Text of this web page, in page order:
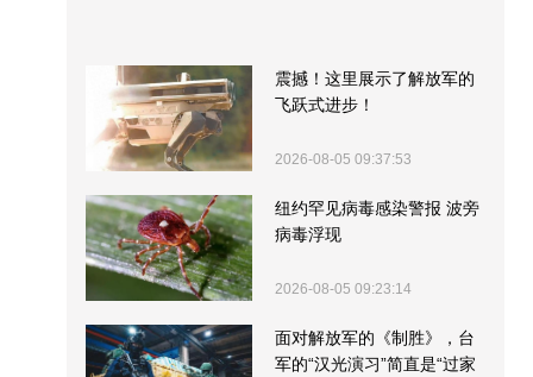
震撼！这里展示了解放军的
飞跃式进步！
2026-08-05 09:37:53
纽约罕见病毒感染警报 波旁
病毒浮现
2026-08-05 09:23:14
面对解放军的《制胜》，台
军的“汉光演习”简直是“过家